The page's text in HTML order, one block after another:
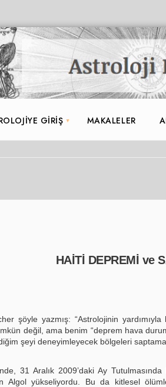
GIRIŞ MAKALELER
HAİTİ DEPREMİ ve
şöyle yazmış: “Astrolojinin
değil, ama benim “deprem hava
şeyi deneyimleyecek bölgeleri
31 Aralık 2009’daki Ay
Algol yükseliyordu. Bu da kitlesel